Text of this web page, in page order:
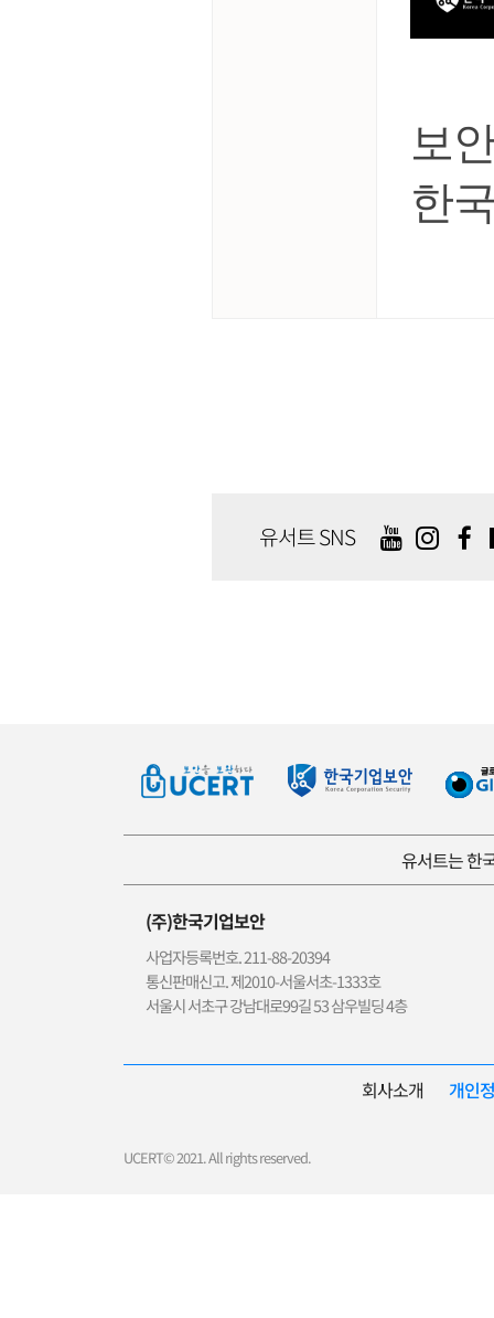
보
한
유서트 SNS
유서트는 한
(주)한국기업보안
사업자등록번호. 211-88-20394
통신판매신고. 제2010-서울서초-1333호
서울시 서초구 강남대로99길 53 삼우빌딩 4층
회사소개 개인
UCERT© 2021. All rights reserved.